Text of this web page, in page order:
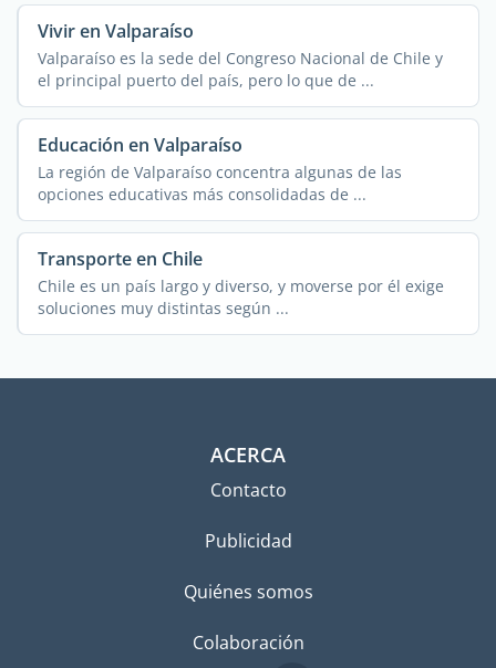
Vivir en Valparaíso
Valparaíso es la sede del Congreso Nacional de Chile y
el principal puerto del país, pero lo que de ...
Educación en Valparaíso
La región de Valparaíso concentra algunas de las
opciones educativas más consolidadas de ...
Transporte en Chile
Chile es un país largo y diverso, y moverse por él exige
soluciones muy distintas según ...
ACERCA
Contacto
Publicidad
Quiénes somos
Colaboración